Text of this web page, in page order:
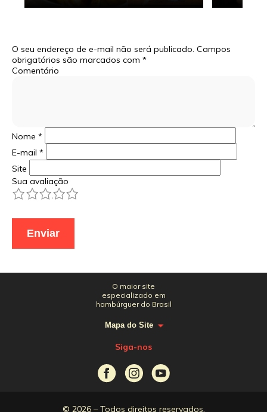
O seu endereço de e-mail não será publicado. Campos
obrigatórios são marcados com *
Comentário
Nome *
E-mail *
Site
Sua avaliação
5
4
3
2
O maior site
especializado em
hambúrguer do Brasil
Mapa do Site
Siga-nos
© 2026 – Todos direitos reservados.